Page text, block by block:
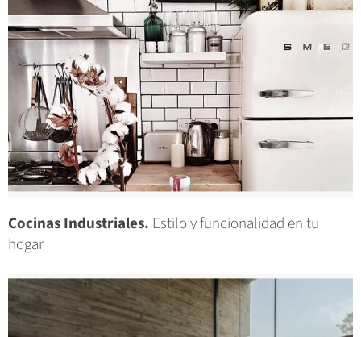
Cocinas Industriales. Estilo y funcionalidad en tu
hogar